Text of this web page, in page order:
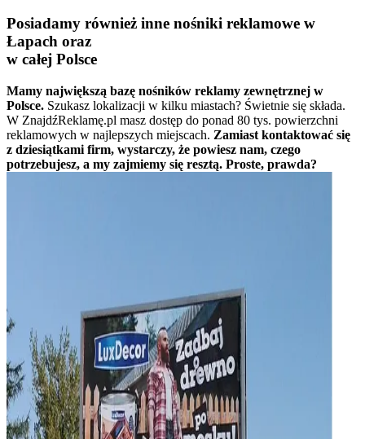
Posiadamy również inne nośniki reklamowe w
Łapach oraz
w całej Polsce
Mamy największą bazę nośników reklamy zewnętrznej w
Polsce. Szukasz lokalizacji w kilku miastach? Świetnie się składa.
W ZnajdźReklamę.pl masz dostęp do ponad 80 tys. powierzchni
reklamowych w najlepszych miejscach. Zamiast kontaktować się
z dziesiątkami firm, wystarczy, że powiesz nam, czego
potrzebujesz, a my zajmiemy się resztą. Proste, prawda?